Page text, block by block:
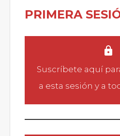
PRIMERA
Suscríbete aquí
a esta sesión y a